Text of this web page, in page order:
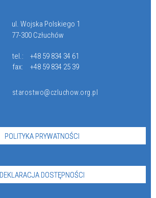
ul. Wojska Polskiego 1
77-300 Człuchów
tel.:
+48 59 834 34 61
fax:
+48 59 834 25 39
starostwo@czluchow.org.pl
POLITYKA PRYWATNOŚCI
DEKLARACJA DOSTĘPNOŚCI